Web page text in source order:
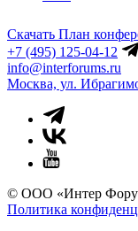
Скачать План
+7 (495) 125-04-12
info@interforums.ru
Москва, ул.
© ООО «Интер
Политика